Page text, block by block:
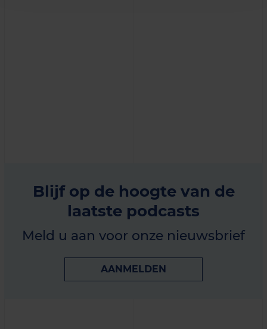
Blijf op de hoogte van de
laatste podcasts
Meld u aan voor onze nieuwsbrief
AANMELDEN